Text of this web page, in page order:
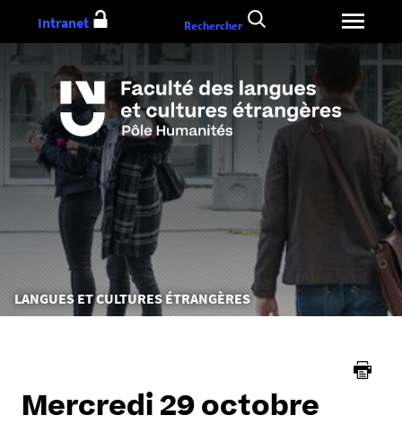
au
Vous
êtes
LANGUES ET CULTURES ÉTRANGÈRES
Intranet Rechercher
Mercredi 29 octobre